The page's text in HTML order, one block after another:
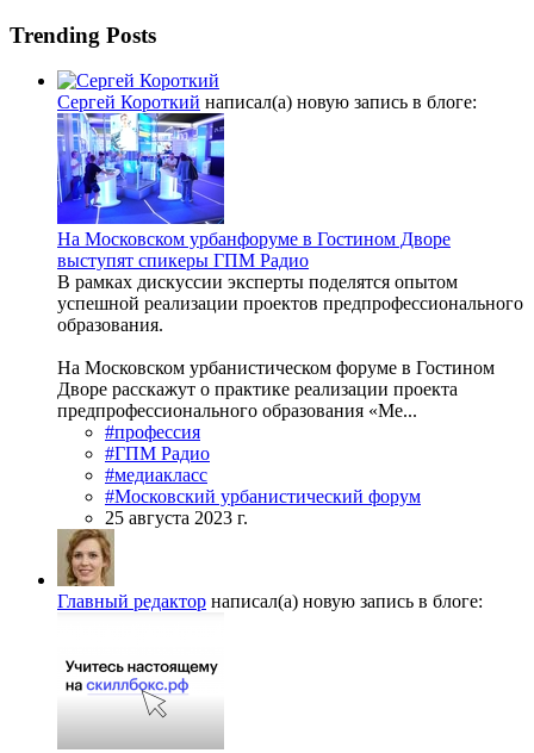
Trending Posts
Сергей Короткий написал(а) новую запись в блоге:
На Московском урбанфоруме в Гостином Дворе
выступят спикеры ГПМ Радио
В рамках дискуссии эксперты поделятся опытом
успешной реализации проектов предпрофессионального
образования.
На Московском урбанистическом форуме в Гостином
Дворе расскажут о практике реализации проекта
предпрофессионального образования «Ме...
#профессия
#ГПМ Радио
#медиакласс
#Московский урбанистический форум
25 августа 2023 г.
Главный редактор написал(а) новую запись в блоге: